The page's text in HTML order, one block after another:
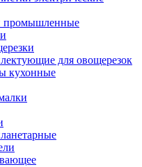
промышленные
для овощерезок
кухонные